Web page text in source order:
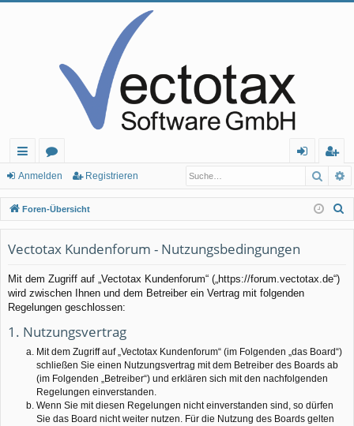
ch
ne
llz
ug
rif
f
or
en
m
el
de
n
eg
ist
rie
n
Anmelden Registrieren
Foren-Übersicht
Vectotax Kundenforum - Nutzungsbedingungen
Mit dem Zugriff auf „Vectotax Kundenforum“ („https://forum.vectotax.de“)
wird zwischen Ihnen und dem Betreiber ein Vertrag mit folgenden
Regelungen geschlossen:
1. Nutzungsvertrag
Mit dem Zugriff auf „Vectotax Kundenforum“ (im Folgenden „das Board“)
schließen Sie einen Nutzungsvertrag mit dem Betreiber des Boards ab
(im Folgenden „Betreiber“) und erklären sich mit den nachfolgenden
Regelungen einverstanden.
Wenn Sie mit diesen Regelungen nicht einverstanden sind, so dürfen
Sie das Board nicht weiter nutzen. Für die Nutzung des Boards gelten